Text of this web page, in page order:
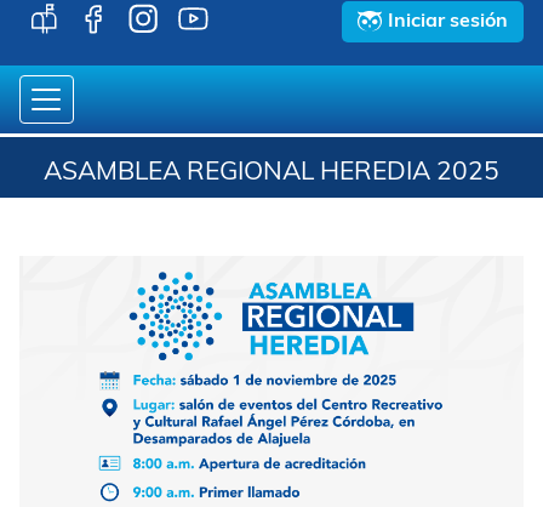
Iniciar sesión
ASAMBLEA REGIONAL HEREDIA 2025